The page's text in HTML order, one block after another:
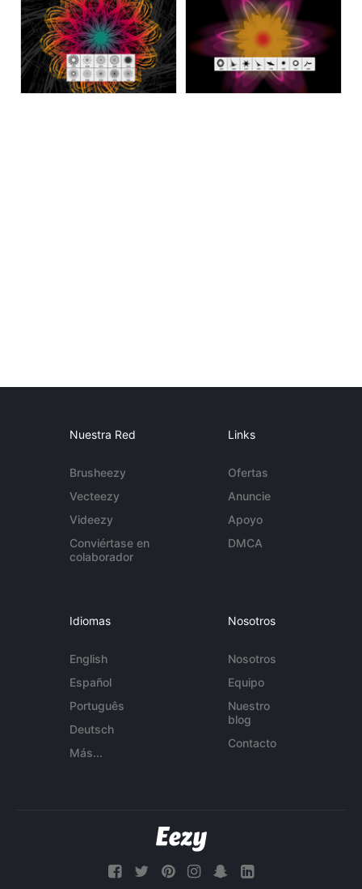
Nuestra Red
Brusheezy
Vecteezy
Videezy
Conviértase en
colaborador
Links
Ofertas
Anuncie
Apoyo
DMCA
Idiomas
English
Español
Português
Deutsch
Más...
Nosotros
Nosotros
Equipo
Nuestro
blog
Contacto